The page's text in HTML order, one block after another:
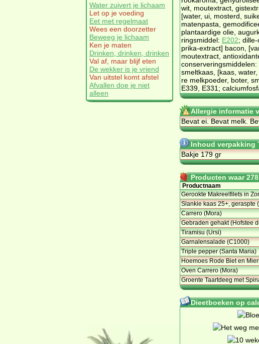
Water zuivert je lichaam
Let op je voeding
Eet met regelmaat
Wees een doorzetter
Beweeg je lichaam
Ken je maten
Drinken, drinken, drinken
Val af, maar blijf eten
De wekker is je vriend
Van uitstel komt afstel
Afvallen doe je niet
alleen
wit, mout­ex­tract,
[wa­ter, ui, mos­terd,
ma­ten­pas­ta,
plant­aar­di­ge olie,
rings­mid­del: E202;
pri­ka-ex­tract] ba­con,
mout­ex­tract,
con­ser­ve­rings­mid­de­len:
smelt­kaas, [kaas,
re melkpoe­der, bo­ter,
E339, E331;
Allergie informatie
Be­vat ei. Be­vat melk.
Inhoud verpakking
Bakje 179 gr
Producten waar
Productnaam
Gerookte Makreelfilets in
Slankie kaas 25+, geraspte
Carrero (Mora)
Gebraden gehakt (Hofstee
Tiramisu (Ursi)
Garnalensalade (C1000)
Triple pepper (Santa Maria)
Hoemoes Rode Biet en
Oven Carrero (Mora)
Groente Taartdeeg met
Dieetboeken op